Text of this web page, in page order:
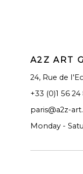
A2Z ART
24, Rue de
+33 (0)1 56
paris@a2z-
Monday -